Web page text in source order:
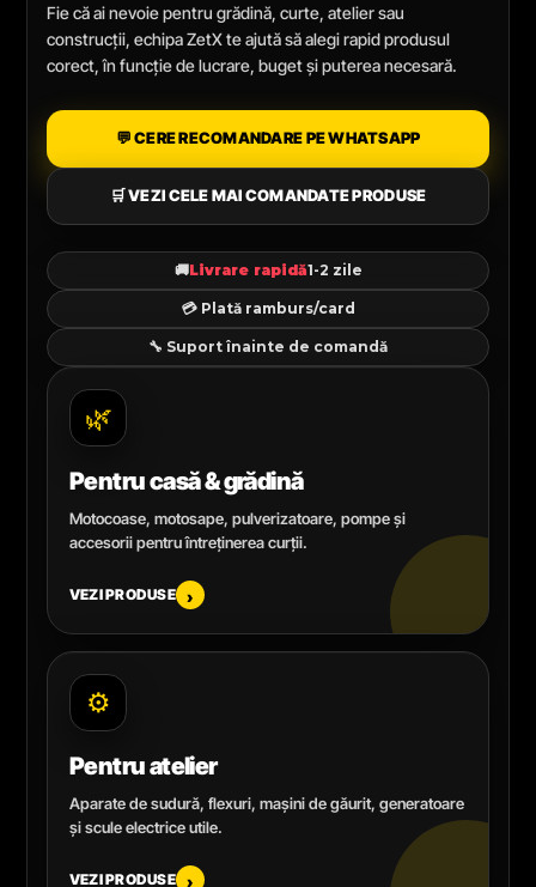
Fie că ai nevoie pentru grădină, curte, atelier sau
construcții, echipa ZetX te ajută să alegi rapid produsul
corect, în funcție de lucrare, buget și puterea necesară.
💬 CERE RECOMANDARE PE WHATSAPP
🛒 VEZI CELE MAI COMANDATE PRODUSE
🚚Livrare rapidă1-2 zile
💳 Plată ramburs/card
🔧 Suport înainte de comandă
🌿
Pentru casă & grădină
Motocoase, motosape, pulverizatoare, pompe și
accesorii pentru întreținerea curții.
VEZI PRODUSE ›
⚙️
Pentru atelier
Aparate de sudură, flexuri, mașini de găurit, generatoare
și scule electrice utile.
VEZI PRODUSE ›